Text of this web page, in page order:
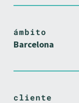
ámbito
Barcelona
cliente